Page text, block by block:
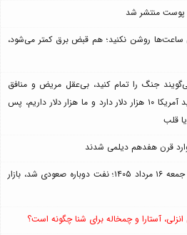
پوست منتشر شد
ساعت‌ها روشن نکنید؛ هم قبض برق کمتر می‌شود،
جنگ را تمام کنید، بی‌عقل مریض و منافق
هستند/ این آدم بی‌عقلی که می‌گوید آمریکا ۱۰ هزار دلار دارد و ما هزار دلار داریم، پس
قلب
پیش بینی قیمت طلا، سکه و دلار جمعه ۱۶ مرداد ۱۴۰۵؛ نفت دوباره صعودی شد، بازار
آستارا و چمخاله برای شنا چگونه است؟